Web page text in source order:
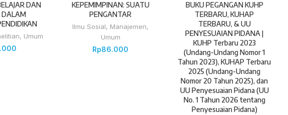
DAN
DALAM
, Umum
KEPEMIMPINAN: SUATU
PENGANTAR
Ilmu Sosial, Manajemen,
Umum
Rp86.000
BUKU PEGANGAN KUHP
TERBARU, KUHAP
TERBARU, & UU
PENYESUAIAN PIDANA |
KUHP Terbaru 2023
(Undang-Undang Nomor 1
Tahun 2023), KUHAP Terbaru
2025 (Undang-Undang
Nomor 20 Tahun 2025), dan
UU Penyesuaian Pidana (UU
No. 1 Tahun 2026 tentang
Penyesuaian Pidana)